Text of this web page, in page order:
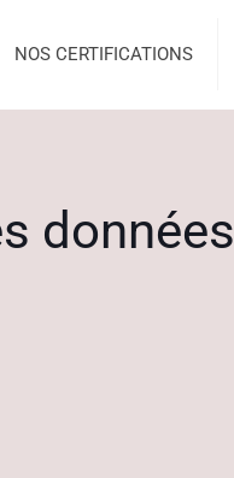
NOS CERTIFICATIONS
données